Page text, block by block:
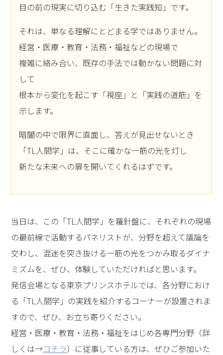
目の前の現実に切り込む「生きた実践知」です。
それは、単なる理解にとどまる学ではありません。
経営・医療・教育・法務・福祉などの現場で
複雑に絡み合い、既存の手法では動かない問題に対
して
根本から変化を起こす「視座」と「実践の道筋」を
示します。
暗闇の中で限界に直面し、答えが見出せないとき
「TL人間学」は、そこに確かな一筋の光を灯し
新たな未来への扉を開いてくれるはずです。
当日は、この「TL人間学」を羅針盤に、それぞれの現場
の最前線で活動するパネリストが、分野を超えて議論を
交わし、混迷を突き抜ける一筋の光をつかみ取るダイナ
ミズムを、ぜひ、体験していただければと思います。
発信会場となる東京プリンスホテルでは、各分野におけ
る「TL人間学」の実践を紹介するコーナーが設置されま
すので、ぜひ、お立ち寄りください。
経営・医療・教育・法務・福祉をはじめ各専門分野（詳
しくは→コチラ）に従事している方は、ぜひご参加いた